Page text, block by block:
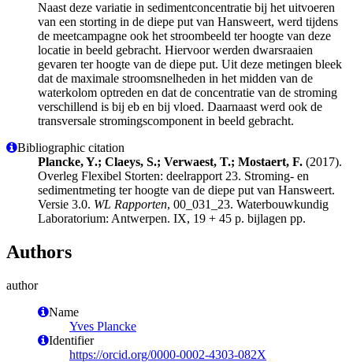
Naast deze variatie in sedimentconcentratie bij het uitvoeren
van een storting in de diepe put van Hansweert, werd tijdens
de meetcampagne ook het stroombeeld ter hoogte van deze
locatie in beeld gebracht. Hiervoor werden dwarsraaien
gevaren ter hoogte van de diepe put. Uit deze metingen bleek
dat de maximale stroomsnelheden in het midden van de
waterkolom optreden en dat de concentratie van de stroming
verschillend is bij eb en bij vloed. Daarnaast werd ook de
transversale stromingscomponent in beeld gebracht.
Bibliographic citation
Plancke, Y.; Claeys, S.; Verwaest, T.; Mostaert, F. (2017).
Overleg Flexibel Storten: deelrapport 23. Stroming- en
sedimentmeting ter hoogte van de diepe put van Hansweert.
Versie 3.0. WL Rapporten, 00_031_23. Waterbouwkundig
Laboratorium: Antwerpen. IX, 19 + 45 p. bijlagen pp.
Authors
author
Name
Yves Plancke
Identifier
https://orcid.org/0000-0002-4303-082X